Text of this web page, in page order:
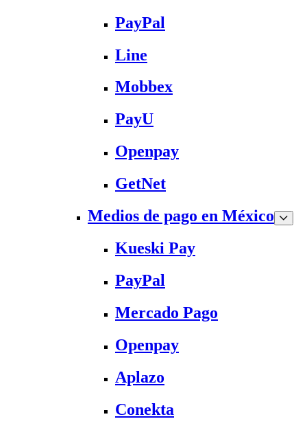
PayPal
Line
Mobbex
PayU
Openpay
GetNet
Medios de pago en México
Kueski Pay
PayPal
Mercado Pago
Openpay
Aplazo
Conekta